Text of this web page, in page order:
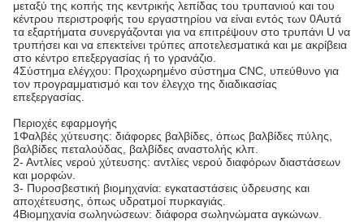
μεταξύ της κοπής της κεντρικής λεπίδας του τρυπανιού και του
κέντρου περιστροφής του εργαστηρίου να είναι εντός των 0Αυτά
τα εξαρτήματα συνεργάζονται για να επιτρέψουν στο τρυπάνι U να
τρυπήσει και να επεκτείνει τρύπες αποτελεσματικά και με ακρίβεια
στο κέντρο επεξεργασίας ή το γρανάζιο.
4Σύστημα ελέγχου: Προχωρημένο σύστημα CNC, υπεύθυνο για
τον προγραμματισμό και τον έλεγχο της διαδικασίας
επεξεργασίας.
Περιοχές εφαρμογής
1Φαλβές χύτευσης: διάφορες βαλβίδες, όπως βαλβίδες πύλης,
βαλβίδες πεταλούδας, βαλβίδες αναστολής κλπ.
2- Αντλίες νερού χύτευσης: αντλίες νερού διαφόρων διαστάσεων
και μορφών.
3- Πυροσβεστική βιομηχανία: εγκαταστάσεις ύδρευσης και
αποχέτευσης, όπως υδρατμοί πυρκαγιάς.
4Βιομηχανία σωληνώσεων: διάφορα σωληνώματα αγκώνων.